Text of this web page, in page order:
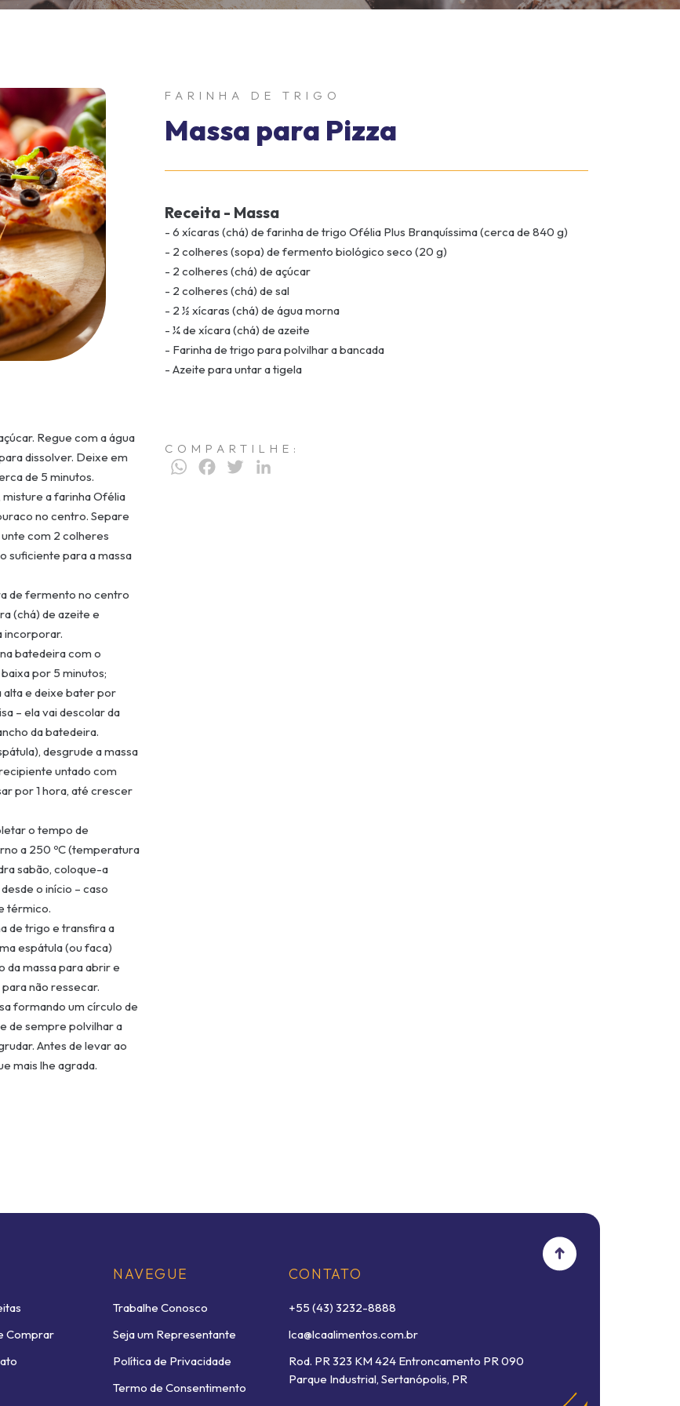
Regue com a água
dissolver. Deixe em
de 5 minutos.
misture a farinha Ofélia
no centro. Separe
com 2 colheres
suficiente para a massa
de fermento no centro
(chá) de azeite e
incorporar.
batedeira com o
por 5 minutos;
alta e deixe bater por
– ela vai descolar da
da batedeira.
desgrude a massa
untado com
por 1 hora, até crescer
o tempo de
a 250 ºC (temperatura
sabão, coloque-a
o início – caso
térmico.
de trigo e transfira a
espátula (ou faca)
da massa para abrir e
não ressecar.
formando um círculo de
de sempre polvilhar a
Antes de levar ao
mais lhe agrada.
FARINHA DE TRIGO
Massa para Pizza
Receita - Massa
- 6 xícaras (chá) de farinha de trigo Ofélia Plus Branquíssima (cerca de 840 g)
- 2 colheres (sopa) de fermento biológico seco (20 g)
- 2 colheres (chá) de açúcar
- 2 colheres (chá) de sal
- 2 ½ xícaras (chá) de água morna
- ¼ de xícara (chá) de azeite
- Farinha de trigo para polvilhar a bancada
- Azeite para untar a tigela
COMPARTILHE:
WhatsAppFacebook
Twitter
Comprar
NAVEGUE
Trabalhe Conosco
Seja um Representante
Política de Privacidade
Termo de Consentimento
CONTATO
+55 (43) 3232-8888
lca@lcaalimentos.com.br
Rod. PR 323 KM 424 Entroncamento PR 090
Parque Industrial, Sertanópolis, PR